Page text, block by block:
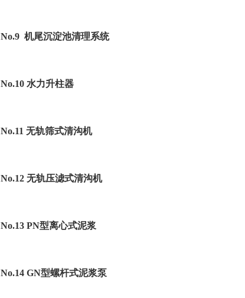
No.9 机尾沉淀池清理系统
No.10 水力升柱器
No.11 无轨筛式清沟机
No.12 无轨压滤式清沟机
No.13 PN型离心式泥浆
No.14 GN型螺杆式泥浆泵